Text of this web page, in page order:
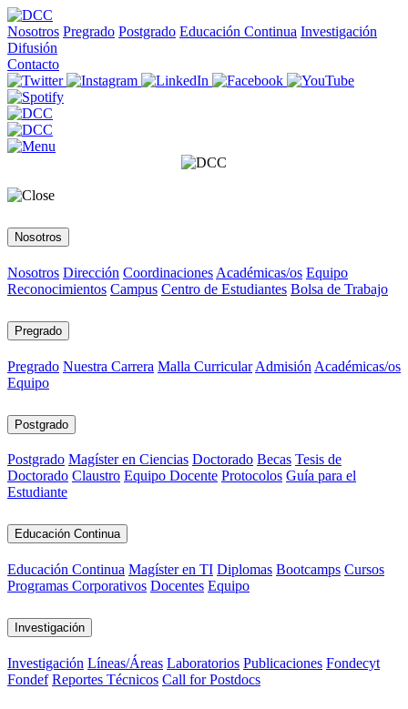
Nosotros Pregrado Postgrado Educación Continua Investigación
Difusión
Contacto
Nosotros
Nosotros Dirección Coordinaciones Académicas/os Equipo
Reconocimientos Campus Centro de Estudiantes Bolsa de Trabajo
Pregrado
Pregrado Nuestra Carrera Malla Curricular Admisión Académicas/os
Equipo
Postgrado
Postgrado Magíster en Ciencias Doctorado Becas Tesis de
Doctorado Claustro Equipo Docente Protocolos Guía para el
Estudiante
Educación Continua
Educación Continua Magíster en TI Diplomas Bootcamps Cursos
Programas Corporativos Docentes Equipo
Investigación
Investigación Líneas/Áreas Laboratorios Publicaciones Fondecyt
Fondef Reportes Técnicos Call for Postdocs